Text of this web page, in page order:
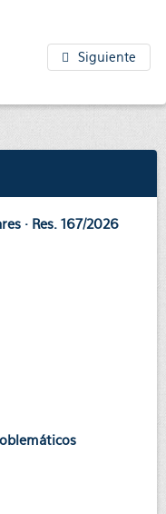
Siguiente
· Res. 167/2026